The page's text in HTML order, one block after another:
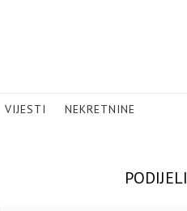
VIJESTI NEKRETNINE
PODIJELI